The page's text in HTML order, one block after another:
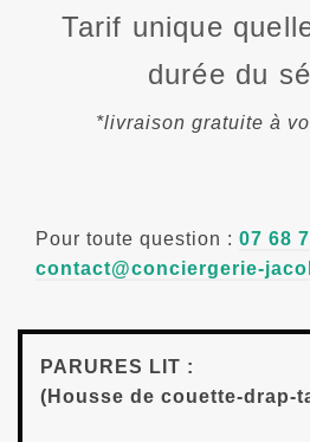
Tarif unique
durée du
*livraison gratuite à
Pour toute question : 07 68
contact@conciergerie-
PARURES LIT :
(Housse de couette-drap-